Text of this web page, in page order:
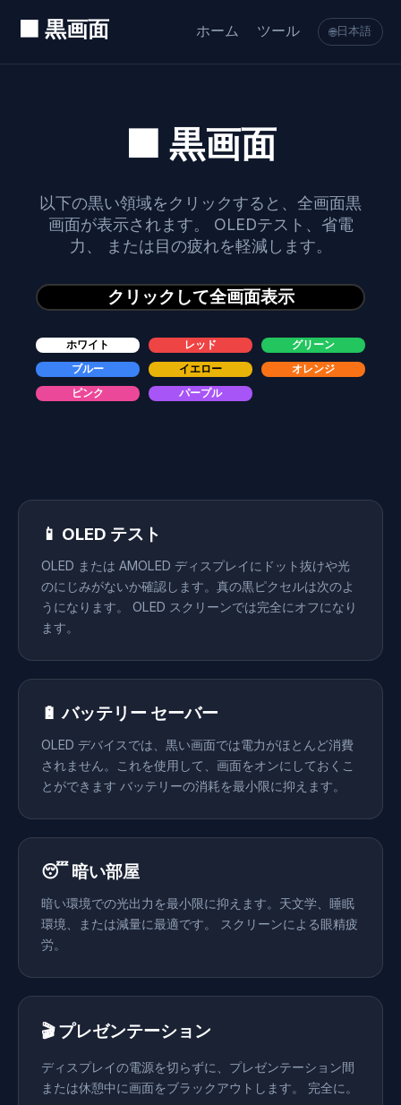
⬛ 黒画面 ホーム ツール 🌐日本語
⬛ 黒画面
以下の黒い領域をクリックすると、全画面黒
画面が表示されます。 OLEDテスト、省電
力、 または目の疲れを軽減します。
クリックして全画面表示
ホワイト レッド
グリーン
ブルー
イエロー
オレンジ
ピンク
パープル
📱 OLED テスト
OLED または AMOLED ディスプレイにドット抜けや光
のにじみがないか確認します。真の黒ピクセルは次のよ
うになります。 OLED スクリーンでは完全にオフになり
ます。
🔋 バッテリー セーバー
OLED デバイスでは、黒い画面では電力がほとんど消費
されません。これを使用して、画面をオンにしておくこ
とができます バッテリーの消耗を最小限に抑えます。
😴 暗い部屋
暗い環境での光出力を最小限に抑えます。天文学、睡眠
環境、または減量に最適です。 スクリーンによる眼精疲
労。
🎬 プレゼンテーション
ディスプレイの電源を切らずに、プレゼンテーション間
または休憩中に画面をブラックアウトします。 完全に。